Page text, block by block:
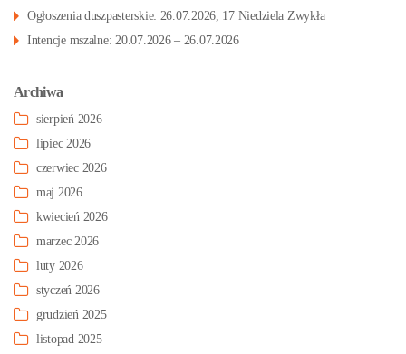
Ogłoszenia duszpasterskie: 26.07.2026, 17 Niedziela Zwykła
Intencje mszalne: 20.07.2026 – 26.07.2026
Archiwa
sierpień 2026
lipiec 2026
czerwiec 2026
maj 2026
kwiecień 2026
marzec 2026
luty 2026
styczeń 2026
grudzień 2025
listopad 2025